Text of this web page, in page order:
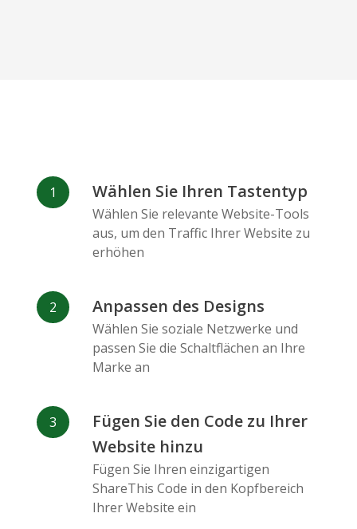
Facebook
Messenger
Odnoklassniki
Weibo
Vk Blogger Snapchat
Xing Mail Ru
Live-
Journal
Wählen Sie Ihren Tastentyp
Wählen Sie relevante Website-Tools
aus, um den Traffic Ihrer Website zu
erhöhen
Anpassen des Designs
Wählen Sie soziale Netzwerke und
passen Sie die Schaltflächen an Ihre
Marke an
Fügen Sie den Code zu Ihrer
Website hinzu
Fügen Sie Ihren einzigartigen
ShareThis Code in den Kopfbereich
Ihrer Website ein